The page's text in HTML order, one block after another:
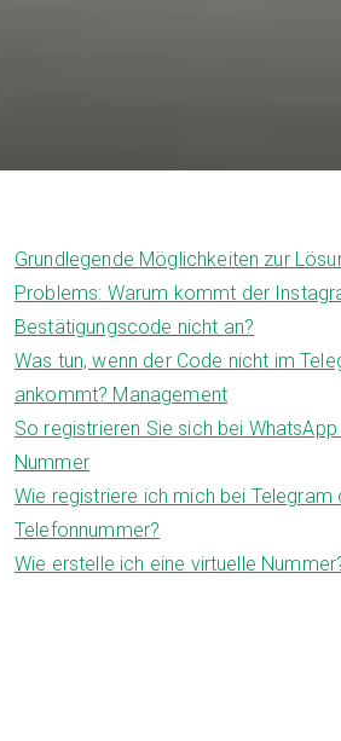
Grundlegende Möglichkeiten zur
Problems: Warum kommt der
Bestätigungscode nicht an?
Was tun, wenn der Code nicht im
ankommt? Management
So registrieren Sie sich bei
Nummer
Wie registriere ich mich bei Telegram
Telefonnummer?
Wie erstelle ich eine virtuelle